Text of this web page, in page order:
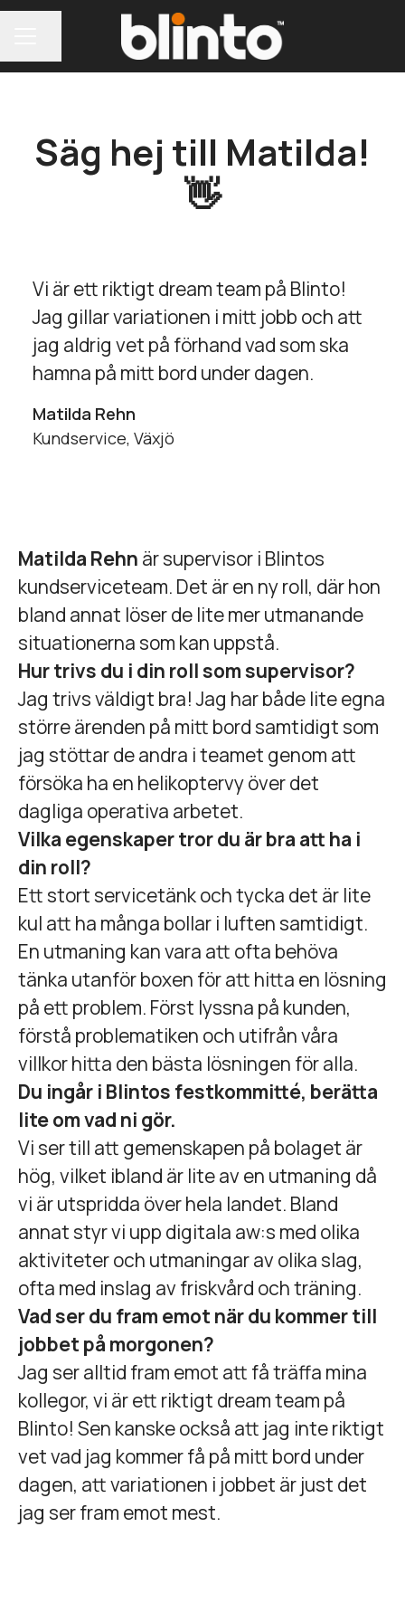
Säg hej till Matilda!
👋
Vi är ett riktigt dream team på Blinto!
Jag gillar variationen i mitt jobb och att
jag aldrig vet på förhand vad som ska
hamna på mitt bord under dagen.
Matilda Rehn
Kundservice, Växjö
Matilda Rehn är supervisor i Blintos
kundserviceteam. Det är en ny roll, där hon
bland annat löser de lite mer utmanande
situationerna som kan uppstå.
Hur trivs du i din roll som supervisor?
Jag trivs väldigt bra! Jag har både lite egna
större ärenden på mitt bord samtidigt som
jag stöttar de andra i teamet genom att
försöka ha en helikoptervy över det
dagliga operativa arbetet.
Vilka egenskaper tror du är bra att ha i
din roll?
Ett stort servicetänk och tycka det är lite
kul att ha många bollar i luften samtidigt.
En utmaning kan vara att ofta behöva
tänka utanför boxen för att hitta en lösning
på ett problem. Först lyssna på kunden,
förstå problematiken och utifrån våra
villkor hitta den bästa lösningen för alla.
Du ingår i Blintos festkommitté, berätta
lite om vad ni gör.
Vi ser till att gemenskapen på bolaget är
hög, vilket ibland är lite av en utmaning då
vi är utspridda över hela landet. Bland
annat styr vi upp digitala aw:s med olika
aktiviteter och utmaningar av olika slag,
ofta med inslag av friskvård och träning.
Vad ser du fram emot när du kommer till
jobbet på morgonen?
Jag ser alltid fram emot att få träffa mina
kollegor, vi är ett riktigt dream team på
Blinto! Sen kanske också att jag inte riktigt
vet vad jag kommer få på mitt bord under
dagen, att variationen i jobbet är just det
jag ser fram emot mest.